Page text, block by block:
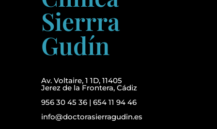
Sierrra
Gudín
Av. Voltaire, 1 1D, 11405
Jerez de la Frontera, Cádiz
956 30 45 36| 654 11 94 46
info@doctorasierragudin.es